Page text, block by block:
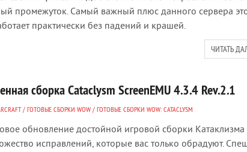
промежуток. Самый важный плюс данного сервера
практически без падений и крашей.
ЧИТАТЬ
сборка Cataclysm ScreenEMU 4.3.4 Rev.2.1
/ ГОТОВЫЕ СБОРКИ WOW / ГОТОВЫЕ СБОРКИ WOW: CATACLYSM
обновление достойной игровой сборки Катаклизма
исправлений, которые вас только обрадуют.